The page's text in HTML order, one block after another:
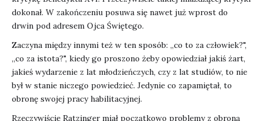
dokonał. W zakończeniu posuwa się nawet już wprost do
drwin pod adresem Ojca Świętego.
Zaczyna między innymi też w ten sposób: „co to za człowiek?",
„co za istota?", kiedy go proszono żeby opowiedział jakiś żart,
jakieś wydarzenie z lat młodzieńczych, czy z lat studiów, to nie
był w stanie niczego powiedzieć. Jedynie co zapamiętał, to
obronę swojej pracy habilitacyjnej.
Rzeczywiście Ratzinger miał początkowo problemy z obroną